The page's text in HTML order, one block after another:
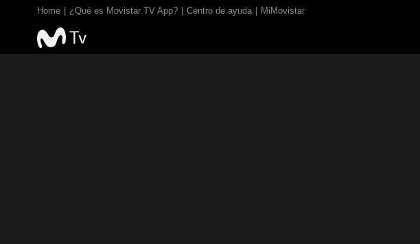
Home ¿Qué es Movistar TV App? Centro de ayuda MiMovistar